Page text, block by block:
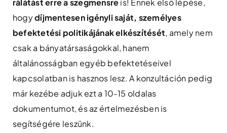
rálátást erre a szegmensreis! Ennek első lépése,
hogydíjmentesen igényli saját, személyes
befektetési politikájának elkészítését, amely nem
csak a bányatársaságokkal, hanem
általánosságban egyéb befektetéseivel
kapcsolatban is hasznos lesz. A konzultáción pedig
már kezébe adjuk ezt a 10-15 oldalas
dokumentumot, és az értelmezésben is
segítségére leszünk.